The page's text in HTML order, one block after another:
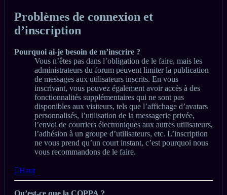
Problèmes de connexion et
d’inscription
Pourquoi ai-je besoin de m’inscrire ?
Vous n’êtes pas dans l’obligation de le faire, mais les
administrateurs du forum peuvent limiter la publication
de messages aux utilisateurs inscrits. En vous
inscrivant, vous pouvez également avoir accès à des
fonctionnalités supplémentaires qui ne sont pas
disponibles aux visiteurs, tels que l’affichage d’avatars
personnalisés, l’utilisation de la messagerie privée,
l’envoi de courriers électroniques aux autres utilisateurs,
l’adhésion à un groupe d’utilisateurs, etc. L’inscription
ne vous prend qu’un court instant, c’est pourquoi nous
vous recommandons de le faire.
Haut
Qu’est-ce que la COPPA ?